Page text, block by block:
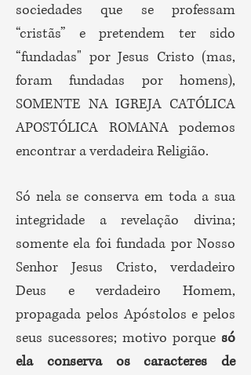
sociedades que se professam
“cristãs” e pretendem ter sido
“fundadas" por Jesus Cristo (mas,
foram fundadas por homens),
SOMENTE NA IGREJA CATÓLICA
APOSTÓLICA ROMANA podemos
encontrar a verdadeira Religião.
Só nela se conserva em toda a sua
integridade a revelação divina;
somente ela foi fundada por Nosso
Senhor Jesus Cristo, verdadeiro
Deus e verdadeiro Homem,
propagada pelos Apóstolos e pelos
seus sucessores; motivo porque só
ela conserva os caracteres de